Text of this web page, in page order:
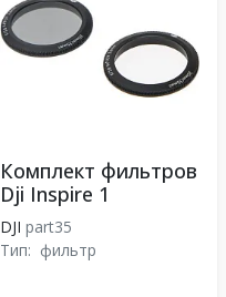
Комплект фильтров
Dji Inspire 1
DJI part35
Тип: фильтр